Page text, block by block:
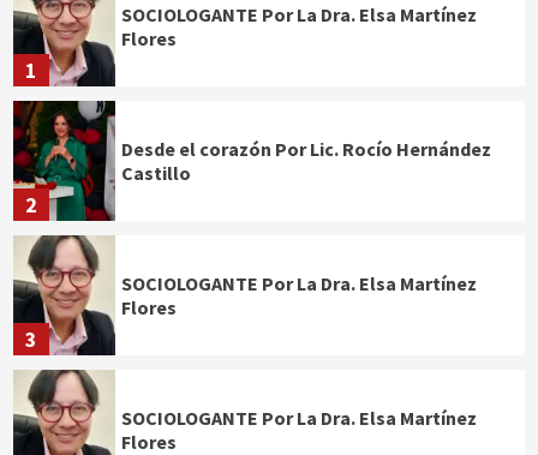
1
SOCIOLOGANTE Por La Dra. Elsa Martínez
Flores
2
Desde el corazón Por Lic. Rocío Hernández
Castillo
3
SOCIOLOGANTE Por La Dra. Elsa Martínez
Flores
SOCIOLOGANTE Por La Dra. Elsa Martínez
Flores